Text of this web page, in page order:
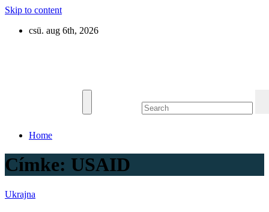
Skip to content
csü. aug 6th, 2026
Home
Címke: USAID
Ukrajna